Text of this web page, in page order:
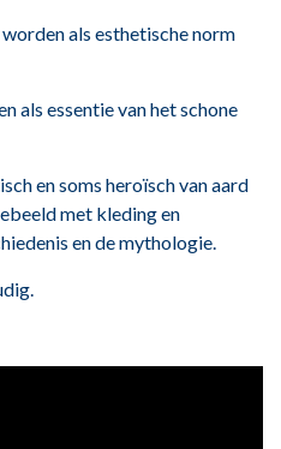
als esthetische norm
als essentie van het schone
en soms heroïsch van aard
met kleding en
en de mythologie.